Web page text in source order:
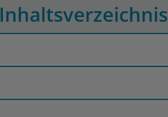
Inhaltsverzeichnis